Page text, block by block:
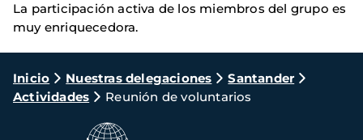
La participación activa de los miembros del grupo es
muy enriquecedora.
Ruta
de
navegación
Inicio Nuestras delegaciones
Santander
Actividades
Reunión de voluntarios